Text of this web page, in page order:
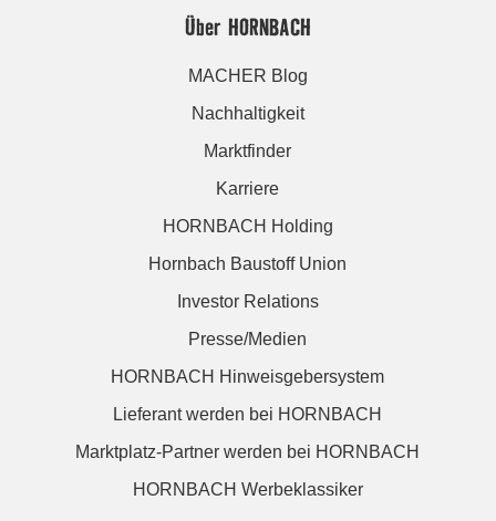
Über HORNBACH
MACHER Blog
Nachhaltigkeit
Marktfinder
Karriere
HORNBACH Holding
Hornbach Baustoff Union
Investor Relations
Presse/Medien
HORNBACH Hinweisgebersystem
Lieferant werden bei HORNBACH
Marktplatz-Partner werden bei HORNBACH
HORNBACH Werbeklassiker